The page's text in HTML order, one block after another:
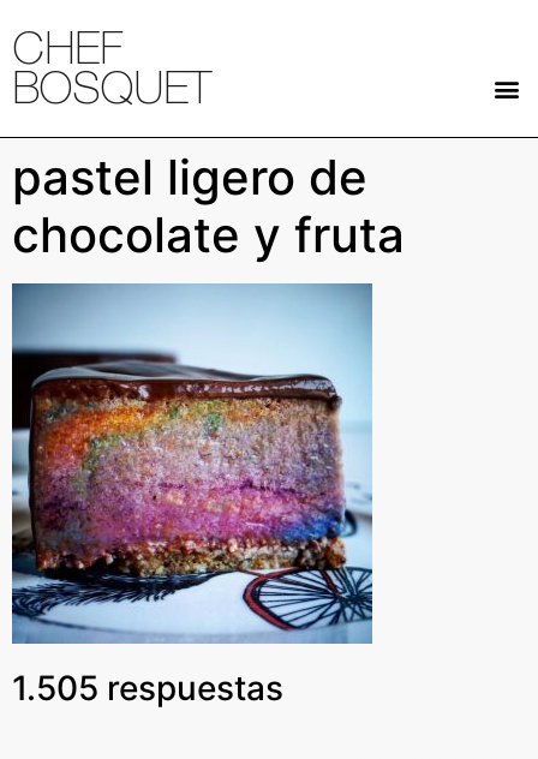
CHEF
BOSQUET
pastel ligero de
chocolate y fruta
1.505 respuestas